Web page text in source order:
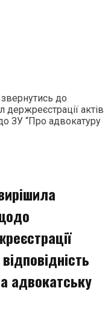
до
актів
ЗУ “Про адвокатуру
адвокатську